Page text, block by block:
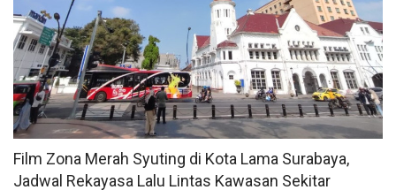
Film Zona Merah Syuting di Kota Lama Surabaya,
Jadwal Rekayasa Lalu Lintas Kawasan Sekitar